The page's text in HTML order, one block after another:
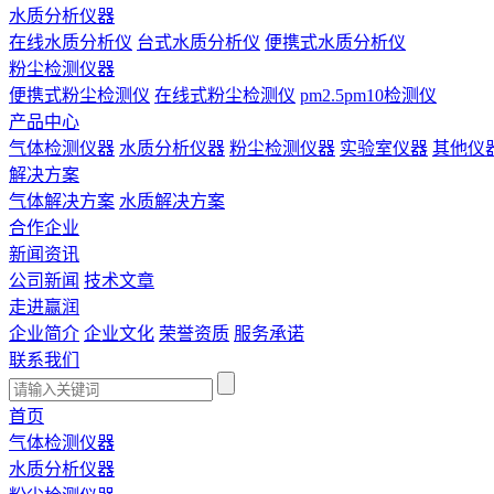
水质分析仪器
在线水质分析仪 台式水质分析仪 便携式水质分析仪
粉尘检测仪器
便携式粉尘检测仪 在线式粉尘检测仪 pm2.5pm10检测仪
产品中心
气体检测仪器 水质分析仪器 粉尘检测仪器 实验室仪器 其他仪
解决方案
气体解决方案 水质解决方案
合作企业
新闻资讯
公司新闻 技术文章
走进赢润
企业简介 企业文化 荣誉资质 服务承诺
联系我们
首页
气体检测仪器
水质分析仪器